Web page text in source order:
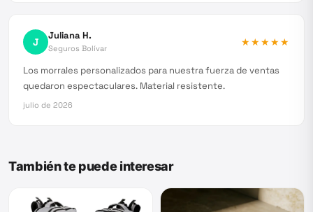
J Juliana H.
Seguros Bolívar
★★★★★
Los morrales personalizados para nuestra fuerza de ventas
quedaron espectaculares. Material resistente.
julio de 2026
También te puede interesar